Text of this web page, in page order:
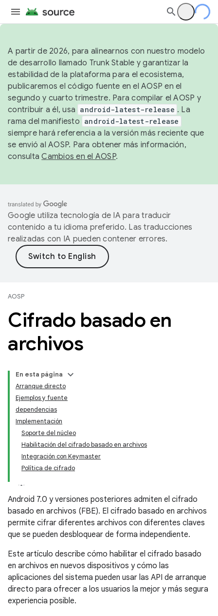
A partir de 2026, para alinearnos con nuestro modelo
de desarrollo llamado Trunk Stable y garantizar la
estabilidad de la plataforma para el ecosistema,
publicaremos el código fuente en el AOSP en el
segundo y cuarto trimestre. Para compilar el AOSP y
contribuir a él, usa android-latest-release . La
rama del manifiesto android-latest-release
siempre hará referencia a la versión más reciente que
se envió al AOSP. Para obtener más información,
consultaCambios en el AOSP.
Google utiliza tecnología de IA para traducir
contenido a tu idioma preferido. Las traducciones
realizadas con IA pueden contener errores.
AOSP
Cifrado basado en
archivos
En esta página
Arranque directo
Ejemplos y fuente
dependencias
Implementación
Soporte del núcleo
Habilitación del cifrado basado en archivos
Integración con Keymaster
Política de cifrado
Android 7.0 y versiones posteriores admiten el cifrado
basado en archivos (FBE). El cifrado basado en archivos
permite cifrar diferentes archivos con diferentes claves
que se pueden desbloquear de forma independiente.
Este artículo describe cómo habilitar el cifrado basado
en archivos en nuevos dispositivos y cómo las
aplicaciones del sistema pueden usar las API de arranque
directo para ofrecer a los usuarios la mejor y más segura
experiencia posible.